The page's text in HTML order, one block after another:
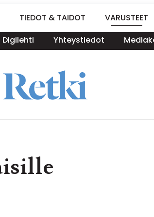
TIEDOT & TAIDOT VARUSTEET
Digilehti Yhteystiedot